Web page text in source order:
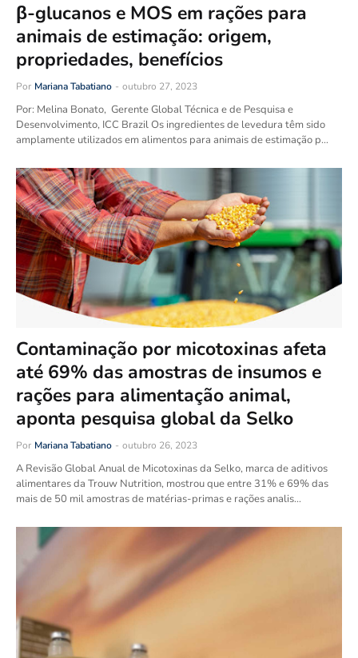
β-glucanos e MOS em rações para
animais de estimação: origem,
propriedades, benefícios
Por Mariana Tabatiano - outubro 27, 2023
Por: Melina Bonato, Gerente Global Técnica e de Pesquisa e
Desenvolvimento, ICC Brazil Os ingredientes de levedura têm sido
amplamente utilizados em alimentos para animais de estimação p…
Contaminação por micotoxinas afeta
até 69% das amostras de insumos e
rações para alimentação animal,
aponta pesquisa global da Selko
Por Mariana Tabatiano - outubro 26, 2023
A Revisão Global Anual de Micotoxinas da Selko, marca de aditivos
alimentares da Trouw Nutrition, mostrou que entre 31% e 69% das
mais de 50 mil amostras de matérias-primas e rações analis…